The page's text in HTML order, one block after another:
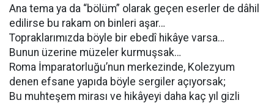
Ana tema ya da “bölüm” olarak geçen eserler de dâhil
edilirse bu rakam on binleri aşar…
Topraklarımızda böyle bir ebedî hikâye varsa…
Bunun üzerine müzeler kurmuşsak…
Roma İmparatorluğu’nun merkezinde, Kolezyum
denen efsane yapıda böyle sergiler açıyorsak;
Bu muhteşem mirası ve hikâyeyi daha kaç yıl gizli